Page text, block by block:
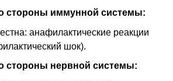
стороны иммунной системы:
анафилактические реакции
шок).
стороны нервной системы: